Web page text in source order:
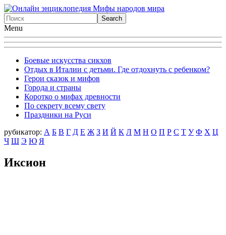
Menu
Боевые искусства сикхов
Отдых в Италии с детьми. Где отдохнуть с ребенком?
Герои сказок и мифов
Города и страны
Коротко о мифах древности
По секрету всему свету
Праздники на Руси
рубикатор: А Б В Г Д Е Ж З И Й К Л М Н О П Р С Т У Ф X Ц
Ч Ш Э Ю Я
Иксион